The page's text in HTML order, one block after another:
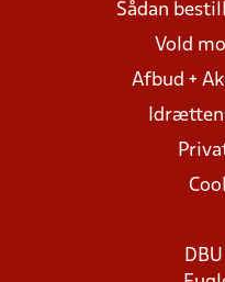
Sådan
Vold
Afbud +